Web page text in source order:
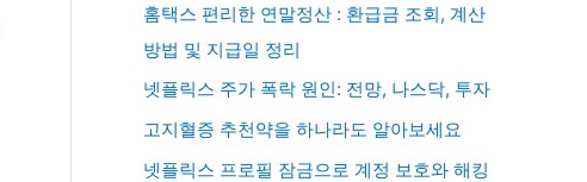
홈택스 편리한 연말정산 : 환급금 조회, 계산
방법 및 지급일 정리
넷플릭스 주가 폭락 원인: 전망, 나스닥, 투자
고지혈증 추천약을 하나라도 알아보세요
넷플릭스 프로필 잠금으로 계정 보호와 해킹